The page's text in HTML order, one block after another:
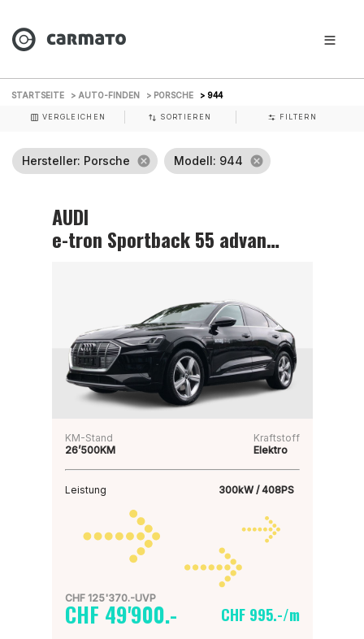
STARTSEITE > AUTO-FINDEN > PORSCHE > 944
VERGLEICHEN SORTIEREN FILTERN
Hersteller: Porsche cancel Modell: 944 cancel
AUDI
e-tron Sportback 55 advanced
KM-Stand
26’500KM
Kraftstoff
Elektro
Leistung 300kW / 408PS
CHF 125'370.-UVP
CHF 49'900.- CHF 995.-/m